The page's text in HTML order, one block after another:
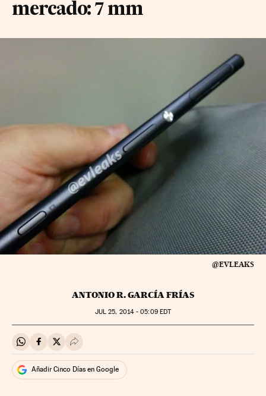
mercado: 7 mm
@EVLEAKS
ANTONIO R. GARCÍA FRÍAS
JUL 25, 2014 - 05:09EDT
Compartir en Whatsapp
Compartir en Facebook
Compartir en Twitter
Desplegar Redes Sociales
Añadir Cinco Días en Google